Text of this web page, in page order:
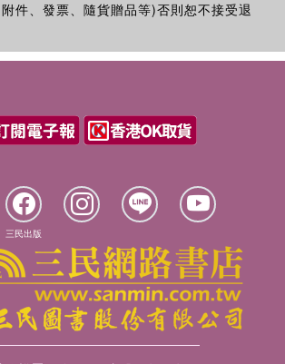
國海軍戰爭學院擔任亞太研究系的約翰．
van Beuren Chair），合著有《太平洋的
國海事戰略的挑戰》（Red Star over the
and the Challenge to U.S. Maritime
Kroenig）是喬治城大學的政府學
事會的斯考克羅夫特戰略方案
Initiative）負責人。他精通義大利語，
在義大利的佛羅倫斯指導關於馬基維利的年
作是《強國競爭的回歸》（The Return of
）。
Strachan）在聖安德魯斯大學擔任國際
（Wardlaw Professor），也在牛津大學
研究員。他曾經在2002年至2015年擔任
授（Chichele Professor）。他的著作包
》（The First World War）、《克勞塞維
專家的解讀，對已有一定程度者更能有所
、意義與影響力
列（原文書名為The New Makers of
the Ancient World to the Digital
西方戰略、軍事學者的一時之選，合計四
2023年5月於美國出版。這類大部頭的書
百頁），雖然是研究戰略、軍事及安全者
讀者的閱讀習慣有些差異。因此商周出版
將原文書中的五篇各自獨立成冊，對於這
筆者要表達最大的敬意。
常為人所聞，但究竟什麼是「戰略」，根
種操縱和利用某個國家資源（或幾個國家
．漢彌爾頓與戰略的財政資源
院戰略研究系教授／詹姆士．萊西
濟基礎：包括亞當‧斯密、漢彌爾頓以
授／艾瑞克．赫萊納
財富。當世界陷入二十世紀的兩場災難性
是主要交戰國的關切問題，因為早在沒有
而且不得不從其他的國家購買彈藥時，財
要決定因素。實施大規模資金轉移的制
和軍事戰略而言都很重要，最早可追溯到
命，首次於美國實施則要歸功於漢彌爾頓
給國家的是建立金融、工業和軍事力量的
比海地區的孤兒和新移民。他很早就被視
吸引到當地許多商人願意支付他前往紐約
求學，同時象徵著他們的貿易利益。漢彌
King’s College
件、發票、隨貨贈品等)否則恕不接受退
三民出版